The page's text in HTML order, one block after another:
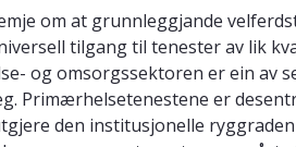
om at grunnleggjande
tilgang til tenester av lik
og omsorgssektoren er ein av
Primærhelsetenestene er
den institusjonelle ryggraden